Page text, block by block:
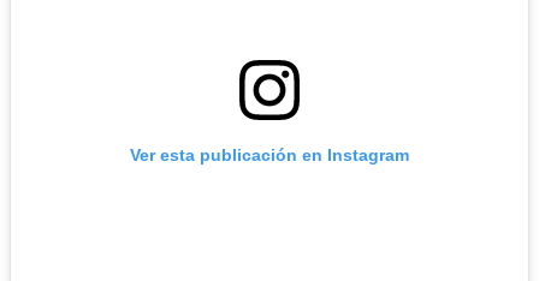
Ver esta publicación en Instagram